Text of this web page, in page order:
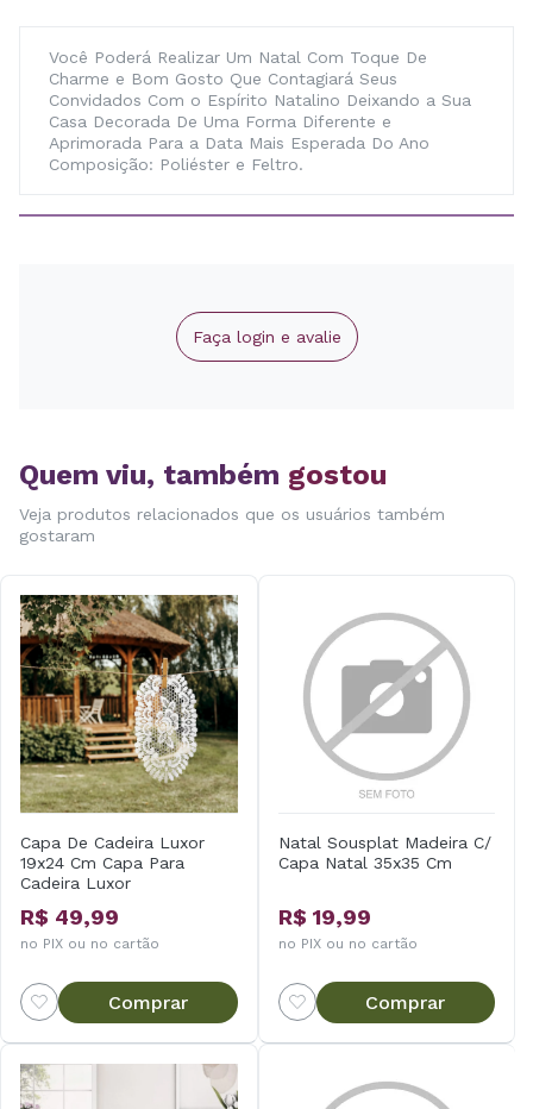
Você Poderá Realizar Um Natal Com Toque De
Charme e Bom Gosto Que Contagiará Seus
Convidados Com o Espírito Natalino Deixando a Sua
Casa Decorada De Uma Forma Diferente e
Aprimorada Para a Data Mais Esperada Do Ano
Composição: Poliéster e Feltro.
Faça login e avalie
Quem viu, também gostou
Veja produtos relacionados que os usuários também
gostaram
Capa De Cadeira Luxor
19x24 Cm Capa Para
Cadeira Luxor
R$ 49,99
no PIX ou no cartão
Comprar
Natal Sousplat Madeira C/
Capa Natal 35x35 Cm
R$ 19,99
no PIX ou no cartão
Comprar